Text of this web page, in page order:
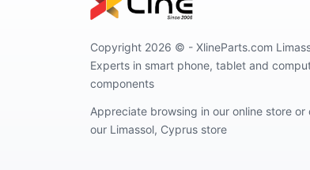
Copyright 2026 ©️ - XlineParts.com
Experts in smart phone, tablet and
components
Appreciate browsing in our online store or
our Limassol, Cyprus store